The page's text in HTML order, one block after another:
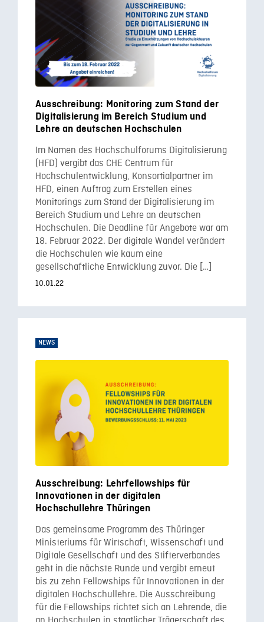
Ausschreibung: Monitoring zum Stand der
Digitalisierung im Bereich Studium und
Lehre an deutschen Hochschulen
Im Namen des Hochschulforums Digitalisierung
(HFD) vergibt das CHE Centrum für
Hochschulentwicklung, Konsortialpartner im
HFD, einen Auftrag zum Erstellen eines
Monitorings zum Stand der Digitalisierung im
Bereich Studium und Lehre an deutschen
Hochschulen. Die Deadline für Angebote war am
18. Februar 2022. Der digitale Wandel verändert
die Hochschulen wie kaum eine
gesellschaftliche Entwicklung zuvor. Die […]
10.01.22
NEWS
Ausschreibung: Lehrfellowships für
Innovationen in der digitalen
Hochschullehre Thüringen
Das gemeinsame Programm des Thüringer
Ministeriums für Wirtschaft, Wissenschaft und
Digitale Gesellschaft und des Stifterverbandes
geht in die nächste Runde und vergibt erneut
bis zu zehn Fellowships für Innovationen in der
digitalen Hochschullehre. Die Ausschreibung
für die Fellowships richtet sich an Lehrende, die